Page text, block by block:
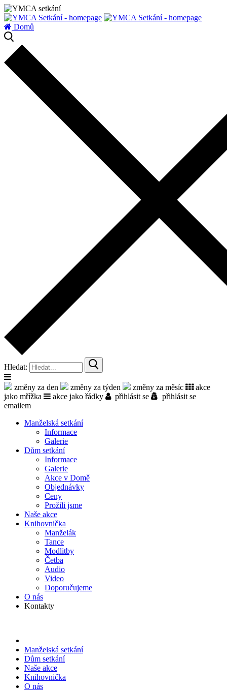
Domů
Hledat:
změny za den změny za týden změny za měsíc
akce
jako mřížka
akce jako řádky přihlásit se
přihlásit se
emailem
Manželská setkání
Informace
Galerie
Dům setkání
Informace
Galerie
Akce v Domě
Objed­návky
Ceny
Prožili jsme
Naše akce
Knihov­nička
Manželák
Tance
Modlitby
Četba
Audio
Video
Doporu­čujeme
O nás
Kontakty
Manželská setkání
Dům setkání
Naše akce
Knihov­nička
O nás
zatížení serveru